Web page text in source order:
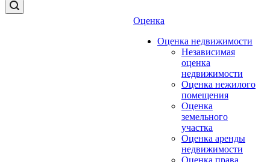
Оценка
Оценка недвижимости
Независимая
оценка
недвижимости
Оценка нежилого
помещения
Оценка
земельного
участка
Оценка аренды
недвижимости
Оценка права